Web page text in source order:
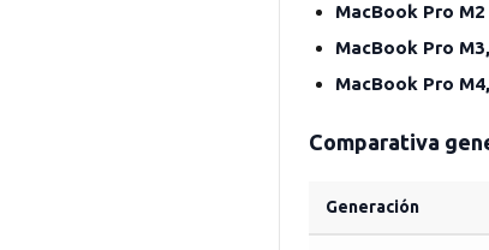
MacBook Pro
MacBook Pro
MacBook Pro
Comparativa
Generación